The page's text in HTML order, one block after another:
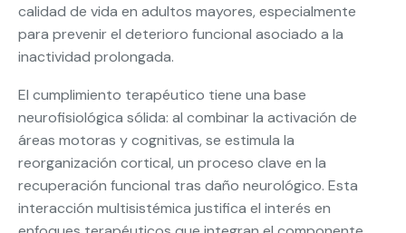
calidad de vida en adultos mayores, especialmente
para prevenir el deterioro funcional asociado a la
inactividad prolongada.
El cumplimiento terapéutico tiene una base
neurofisiológica sólida: al combinar la activación de
áreas motoras y cognitivas, se estimula la
reorganización cortical, un proceso clave en la
recuperación funcional tras daño neurológico. Esta
interacción multisistémica justifica el interés en